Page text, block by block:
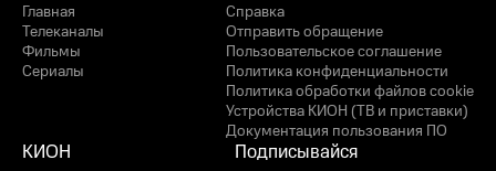
Главная
Телеканалы
Фильмы
Сериалы
Справка
Отправить обращение
Пользовательское соглашение
Политика конфиденциальности
Политика обработки файлов cookie
Устройства КИОН (ТВ и приставки)
Документация пользования ПО
КИОН Подписывайся